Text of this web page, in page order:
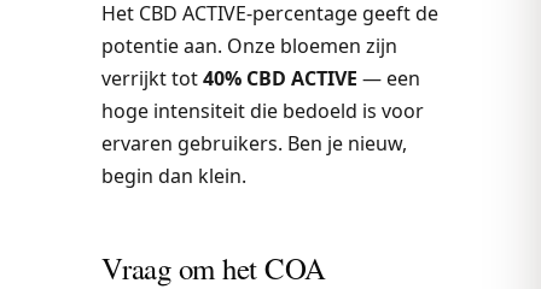
Het CBD ACTIVE-percentage geeft de
potentie aan. Onze bloemen zijn
verrijkt tot40% CBD ACTIVE — een
hoge intensiteit die bedoeld is voor
ervaren gebruikers. Ben je nieuw,
begin dan klein.
Vraag om het COA